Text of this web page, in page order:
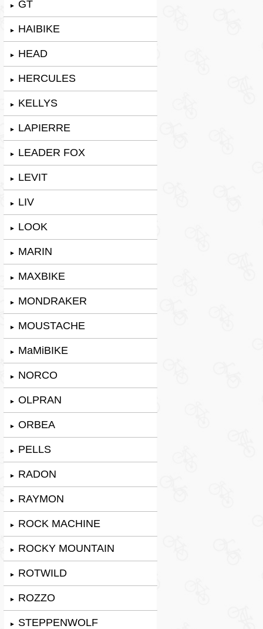
► GT
► HAIBIKE
► HEAD
► HERCULES
► KELLYS
► LAPIERRE
► LEADER FOX
► LEVIT
► LIV
► LOOK
► MARIN
► MAXBIKE
► MONDRAKER
► MOUSTACHE
► MaMiBIKE
► NORCO
► OLPRAN
► ORBEA
► PELLS
► RADON
► RAYMON
► ROCK MACHINE
► ROCKY MOUNTAIN
► ROTWILD
► ROZZO
► STEPPENWOLF